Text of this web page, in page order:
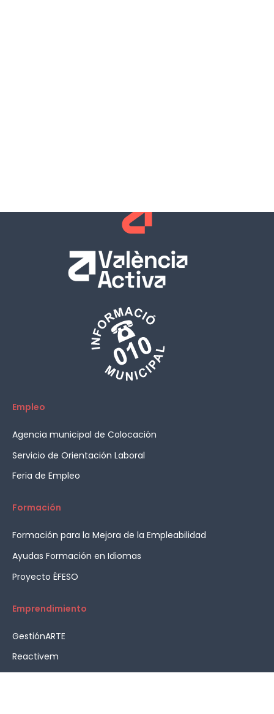
Empleo
Agencia municipal de Colocación
Servicio de Orientación Laboral
Feria de Empleo
Formación
Formación para la Mejora de la Empleabilidad
Ayudas Formación en Idiomas
Proyecto ÉFESO
Emprendimiento
GestiónARTE
Reactivem